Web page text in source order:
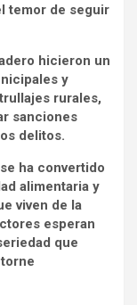
temor de seguir
hicieron un
y
rurales,
sanciones
delitos.
ha convertido
alimentaria y
viven de la
esperan
que